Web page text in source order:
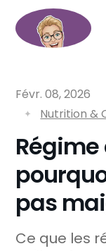
Févr. 08, 2026
Nutrition &
pas
Ce que les